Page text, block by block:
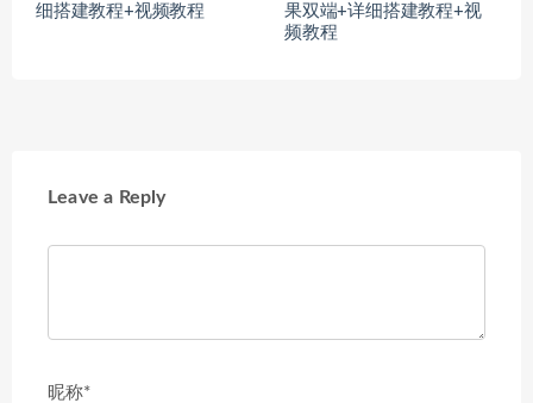
细搭建教程+视频教程
果双端+详细搭建教程+视
频教程
Leave a Reply
昵称*